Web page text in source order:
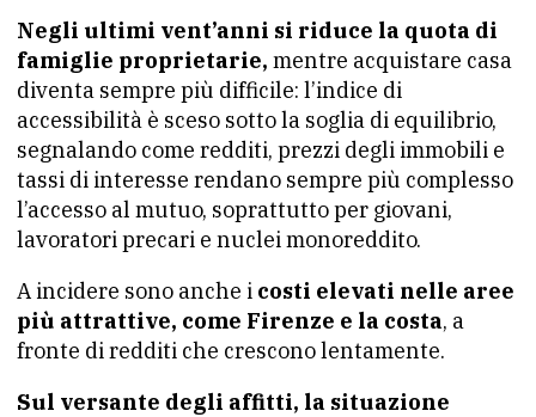
Negli ultimi vent’anni si riduce la quota di
famiglie proprietarie, mentre acquistare casa
diventa sempre più difficile: l’indice di
accessibilità è sceso sotto la soglia di equilibrio,
segnalando come redditi, prezzi degli immobili e
tassi di interesse rendano sempre più complesso
l’accesso al mutuo, soprattutto per giovani,
lavoratori precari e nuclei monoreddito.
A incidere sono anche i costi elevati nelle aree
più attrattive, come Firenze e la costa, a
fronte di redditi che crescono lentamente.
Sul versante degli affitti, la situazione